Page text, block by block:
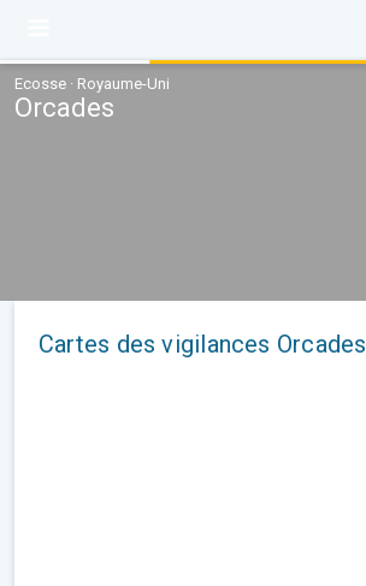
Ecosse · Royaume-Uni
Orcades
Cartes des vigilances Orcades